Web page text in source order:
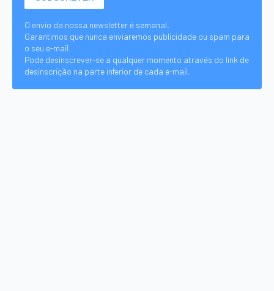
O envio da nossa newsletter é semanal.
Garantimos que nunca enviaremos publicidade ou spam para
o seu e-mail.
Pode desinscrever-se a qualquer momento através do link de
desinscrição na parte inferior de cada e-mail.